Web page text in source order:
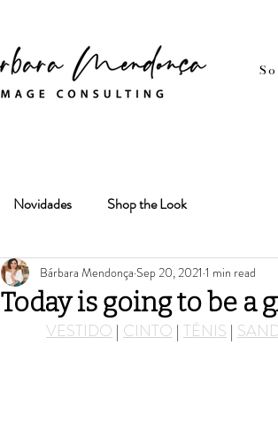
Novidades Shop the Look
Today is going to be a
Bárbara Mendonça Sep 20, 2021 1 min read
VESTIDO | CINTO | TÉNIS |